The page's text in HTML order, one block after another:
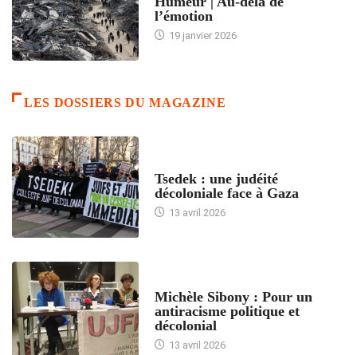
l’émotion
19 janvier 2026
LES DOSSIERS DU MAGAZINE
Tsedek : une judéité
décoloniale face à Gaza
13 avril 2026
Michèle Sibony : Pour un
antiracisme politique et
décolonial
13 avril 2026